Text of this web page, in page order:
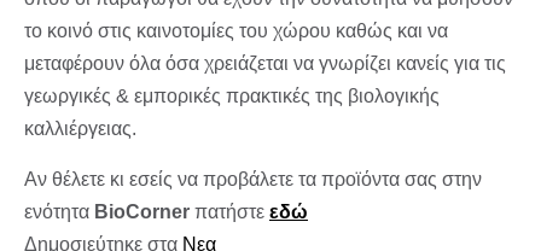
το κοινό στις καινοτομίες του χώρου καθώς και να
μεταφέρουν όλα όσα χρειάζεται να γνωρίζει κανείς για τις
γεωργικές & εμπορικές πρακτικές της βιολογικής
καλλιέργειας.
Αν θέλετε κι εσείς να προβάλετε τα προϊόντα σας στην
ενότητα BioCorner πατήστε εδώ
Δημοσιεύτηκε στα Νεα